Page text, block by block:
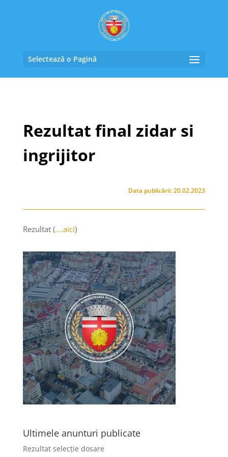
Selectează o Pagină
Rezultat final zidar si
ingrijitor
Data publicării: 20.02.2023
Rezultat (….aici)
Ultimele anunturi publicate
Rezultat selecție dosare